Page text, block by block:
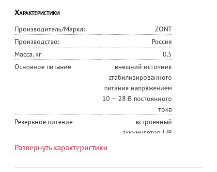
Характеристики
Производитель/Марка:
ZONT
Производство:
Россия
Масса, кг
0.5
Основное питание
внешний источник
стабилизированного
питания напряжением
10 — 28 В постоянного
тока
Резервное питение
встроенный
аккумулятор LIR
Развернуть характеристики